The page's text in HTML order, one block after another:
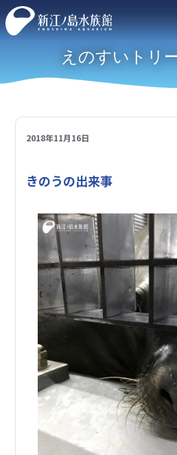
えのすいトリ
2018年11月16日
きのうの出来事